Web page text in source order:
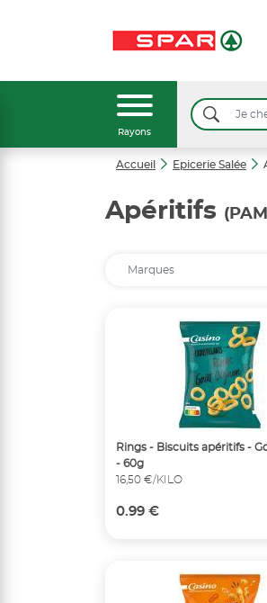
Rayons
Accueil Epicerie Salée
Apéritifs
Rings - Biscuits apéritifs -
- 60g
16,50 €/KILO
0.99 €